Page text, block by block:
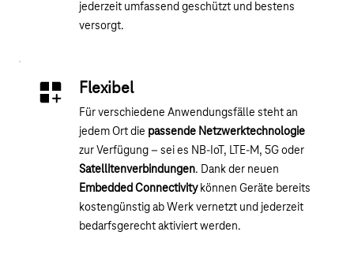
jederzeit umfassend geschützt und bestens
versorgt.
Flexibel
Für verschiedene Anwendungsfälle steht an
jedem Ort die passende Netzwerktechnologie
zur Verfügung – sei es NB-IoT, LTE-M, 5G oder
Satellitenverbindungen. Dank der neuen
Embedded Connectivitykönnen Geräte bereits
kostengünstig ab Werk vernetzt und jederzeit
bedarfsgerecht aktiviert werden.